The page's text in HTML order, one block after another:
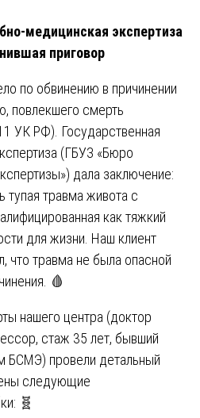
медицинская экспертиза
приговор
по обвинению в причинении
повлекшего смерть
УК РФ). Государственная
(ГБУЗ «Бюро
дала заключение:
тупая травма живота с
как тяжкий
для жизни. Наш клиент
что травма не была опасной
🩸
нашего центра (доктор
стаж 35 лет, бывший
БСМЭ) провели детальный
следующие
🧬